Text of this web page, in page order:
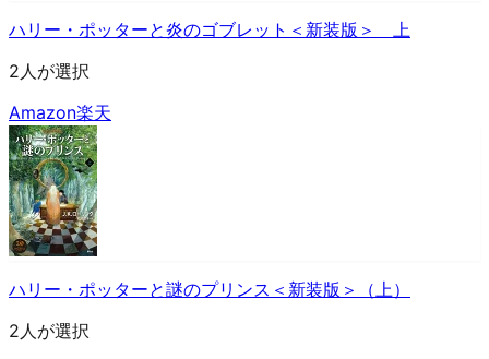
ハリー・ポッターと炎のゴブレット＜新装版＞ 上
2人が選択
Amazon楽天
ハリー・ポッターと謎のプリンス＜新装版＞（上）
2人が選択